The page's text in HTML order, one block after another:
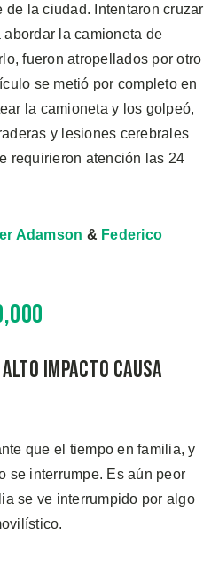
la ciudad. Intentaron cruzar
la camioneta de
fueron atropellados por otro
se metió por completo en
la camioneta y los golpeó,
y lesiones cerebrales
requirieron atención las 24
Adamson & Federico
impacto causa
que el tiempo en familia, y
se interrumpe. Es aún peor
se ve interrumpido por algo